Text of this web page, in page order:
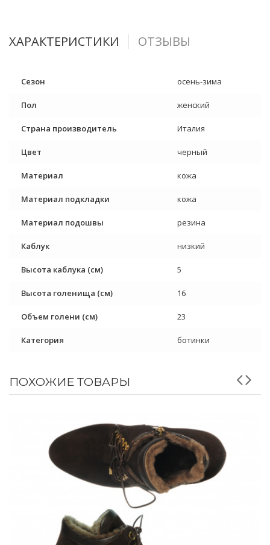
ХАРАКТЕРИСТИКИ ОТЗЫВЫ
Сезон осень-зима
Пол женский
Страна производитель Италия
Цвет черный
Материал кожа
Материал подкладки кожа
Материал подошвы резина
Каблук низкий
Высота каблука (см) 5
Высота голенища (см) 16
Объем голени (см) 23
Категория ботинки
ПОХОЖИЕ ТОВАРЫ